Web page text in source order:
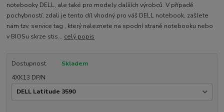
notebooky DELL, ale také pro modely dalších výrobců. V případě
pochybností, zdali je tento díl vhodný pro váš DELL notebook, zašlete
nám tzv. service tag , který naleznete na spodní straně notebooku nebo
v BIOSu skrze stis... celý popis
Dostupnost
Skladem
4XK13 DP/N